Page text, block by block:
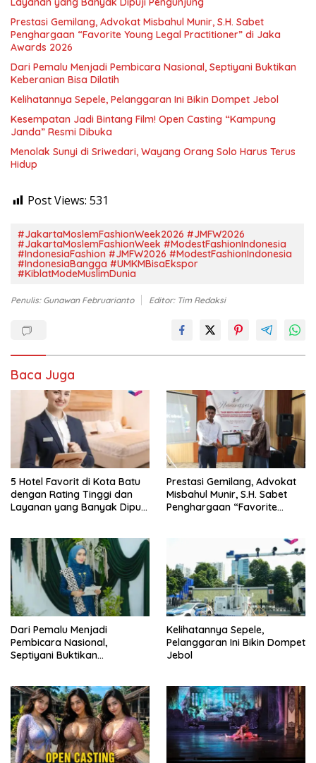
Prestasi Gemilang, Advokat Misbahul Munir, S.H. Sabet
Penghargaan “Favorite Young Legal Practitioner” di Jaka
Awards 2026
Dari Pemalu Menjadi Pembicara Nasional, Septiyani Buktikan
Keberanian Bisa Dilatih
Kelihatannya Sepele, Pelanggaran Ini Bikin Dompet Jebol
Kesempatan Jadi Bintang Film! Open Casting “Kampung
Janda” Resmi Dibuka
Menolak Sunyi di Sriwedari, Wayang Orang Solo Harus Terus
Hidup
Post Views: 531
#JakartaMoslemFashionWeek2026 #JMFW2026
#JakartaMoslemFashionWeek #ModestFashionIndonesia
#IndonesiaFashion #JMFW2026 #ModestFashionIndonesia
#IndonesiaBangga #UMKMBisaEkspor
#KiblatModeMuslimDunia
Penulis: Gunawan Februarianto Editor: Tim Redaksi
Baca Juga
5 Hotel Favorit di Kota Batu
dengan Rating Tinggi dan
Layanan yang Banyak Dipuji
Prestasi Gemilang, Advokat
Misbahul Munir, S.H. Sabet
Penghargaan “Favorite
Dari Pemalu Menjadi
Pembicara Nasional,
Septiyani Buktikan
Kelihatannya Sepele,
Pelanggaran Ini Bikin Dompet
Jebol